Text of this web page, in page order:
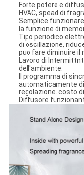
Forte potere e
HVAC, spead di
Semplice
la funzione di
Tipo periodico
di oscillazione,
può fare diminuire il
Lavoro di
dell'ambiente.
Il programma di
automaticamente
regolazione, costo
Diffusore